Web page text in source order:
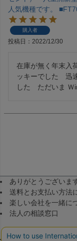
人気機種です。
購入者
投稿日 2022/12/30
在庫が無く年末入
ッキーでした　迅
した　ただいま
ありがとうございま
送料とお支払い方法
楽しい会社を一緒に
法人の相談窓口